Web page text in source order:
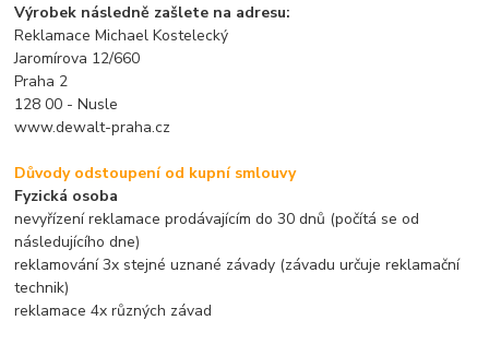
Výrobek následně zašlete na adresu:
Reklamace Michael Kostelecký
Jaromírova 12/660
Praha 2
128 00 - Nusle
www.dewalt-praha.cz
Důvody odstoupení od kupní smlouvy
Fyzická osoba
nevyřízení reklamace prodávajícím do 30 dnů (počítá se od
následujícího dne)
reklamování 3x stejné uznané závady (závadu určuje reklamační
technik)
reklamace 4x různých závad